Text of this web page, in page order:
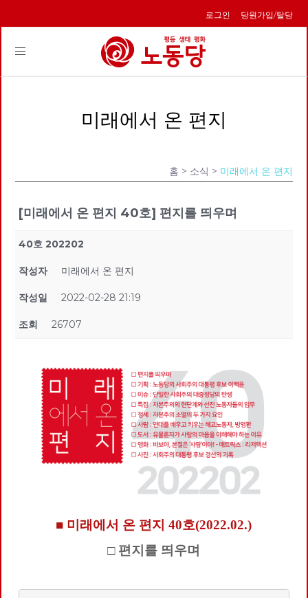
로그인 당원가입/탈당
Toggle
미래에서 온 편지
홈 > 소식 > 미래에서 온 편지
[미래에서 온 편지 40호] 편지를 띄우며
40호 202202
작성자 미래에서 온 편지
작성일 2022-02-28 21:19
조회 26707
■ 미래에서 온 편지 40호(2022.02.)
□ 편지를 띄우며